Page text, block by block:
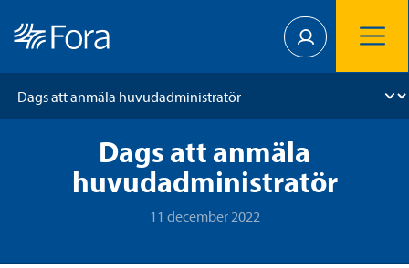
Dags att anmäla
huvudadministratör
11 december 2022